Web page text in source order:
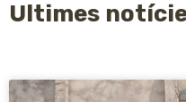
Ultimes